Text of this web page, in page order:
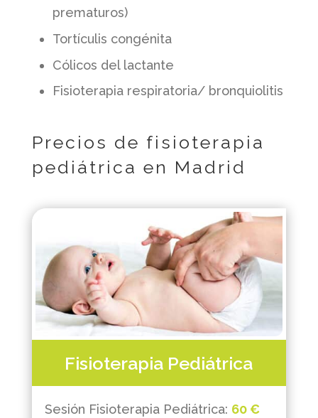
prematuros)
Tortículis congénita
Cólicos del lactante
Fisioterapia respiratoria/ bronquiolitis
Precios de fisioterapia
pediátrica en Madrid
Fisioterapia Pediátrica
Sesión Fisioterapia Pediátrica: 60 €